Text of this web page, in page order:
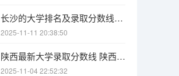
长沙的大学排名及录取分数线（长沙大学招生分数线）
2025-11-11 20:38:50
陕西最新大学录取分数线 陕西省2025年各院校最低高考录取分数线
2025-11-04 22:52:32